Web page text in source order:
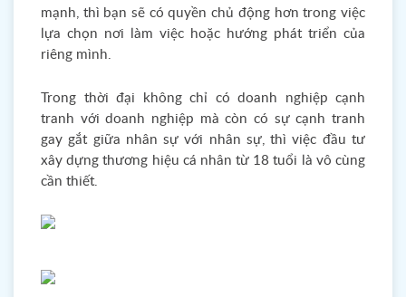
mạnh, thì bạn sẽ có quyền chủ động hơn trong việc
lựa chọn nơi làm việc hoặc hướng phát triển của
riêng mình.
Trong thời đại không chỉ có doanh nghiệp cạnh
tranh với doanh nghiệp mà còn có sự cạnh tranh
gay gắt giữa nhân sự với nhân sự, thì việc đầu tư
xây dựng thương hiệu cá nhân từ 18 tuổi là vô cùng
cần thiết.